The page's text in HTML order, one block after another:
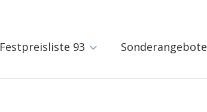
Festpreisliste 93 Sonderangebote